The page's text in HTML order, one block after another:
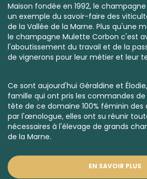
Maison fondée en 1992, le
un exemple du savoir-faire des
de la Vallée de la Marne. Plus qu'une
le champagne Mulette Corbon c'est
l'aboutissement du travail et de la
de vignerons pour leur métier et leur
Ce sont aujourd'hui Géraldine et
famille qui ont pris les commandes de
tête de ce domaine 100% féminin des
par l'œnologue, elles ont su réunir
nécessaires à l'élevage de grands
de la Marne.
EN SAVOIR PLUS